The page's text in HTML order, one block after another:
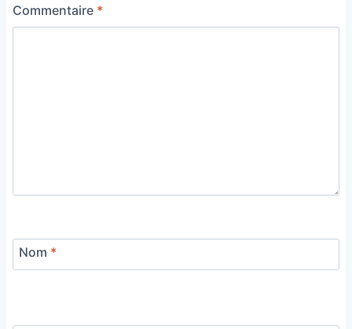
Commentaire *
Nom *